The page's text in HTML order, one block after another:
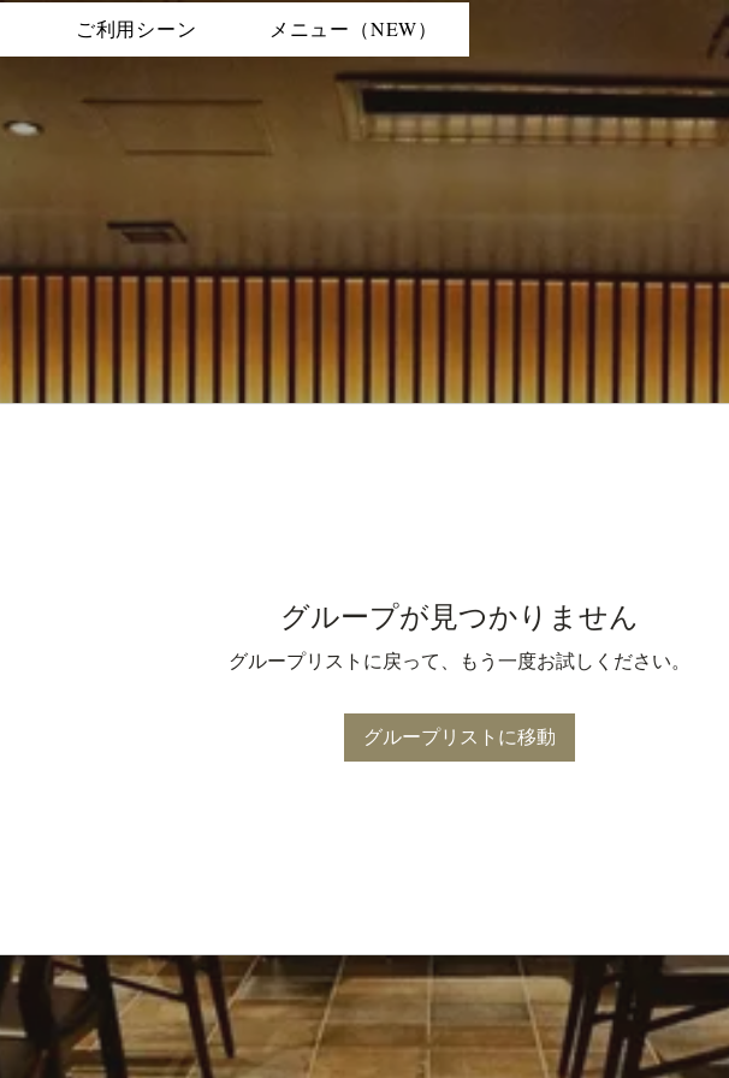
ご利用シーン メニュー（NEW）
グループが見つかりません
グループリストに戻って、もう一度お試しください。
グループリストに移動